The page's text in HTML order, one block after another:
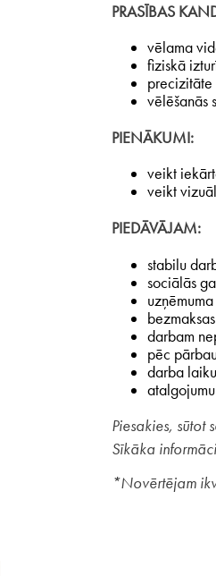
PRASĪBAS
vēlama
fiziskā
precizitāte
vēlēšanās
PIENĀKUMI:
veikt
veikt
PIEDĀVĀJAM:
stabilu
sociālās
darbam
pēc
darba
Piesakies,
Sīkāka
*Novērtējam